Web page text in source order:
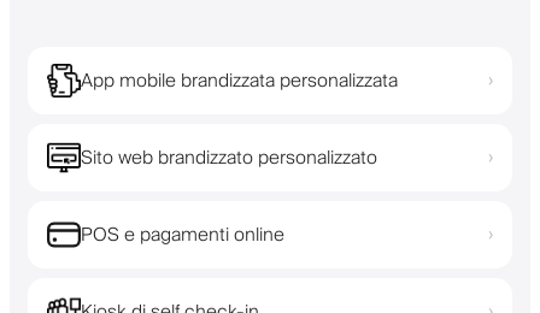
App mobile brandizzata personalizzata ›
Sito web brandizzato personalizzato ›
POS e pagamenti online ›